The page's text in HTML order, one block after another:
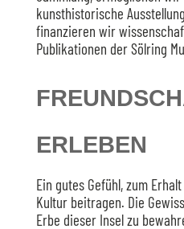
kunsthistorische
finanzieren wir
Publikationen der Sölring
ERLEBEN
Ein gutes Gefühl, zum
Kultur beitragen. Die
Erbe dieser Insel zu